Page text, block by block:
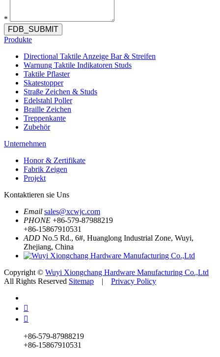
*
FDB_SUBMIT
Produkte
Directional Taktile Anzeige Bar & Streifen
Warnung Taktile Indikatoren Studs
Taktile Pflaster
Skatestopper
Straße Zeichen & Studs
Edelstahl Poller
Braille Zeichen
Treppenkante
Zubehör
Unternehmen
Honor & Zertifikate
Fabrik Zeigen
Projekt
Kontaktieren sie Uns
Email sales@xcwjc.com
PHONE +86-579-87988219
+86-15867910531
ADD No.5 Rd., 6#, Huanglong Industrial Zone, Wuyi,
Zhejiang, China
Copyright © Wuyi Xiongchang Hardware Manufacturing Co.,Ltd
All Rights Reserved Sitemap | Privacy Policy


+86-579-87988219
+86-15867910531